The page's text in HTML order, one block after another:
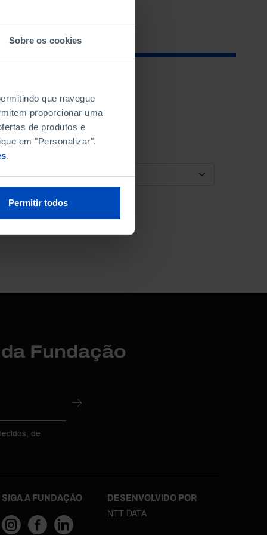
Sobre os cookies
que navegue
proporcionar uma
de produtos e
em "Personalizar".
.
Permitir todos
ORDENAR POR
Fundação
de
SIGA A FUNDAÇÃO DESENVOLVIDO POR
NTT DATA